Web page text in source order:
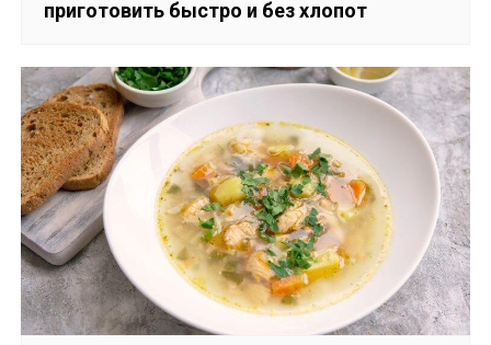
приготовить быстро и без хлопот